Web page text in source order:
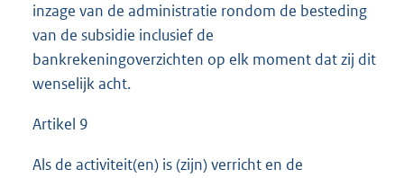
inzage van de administratie rondom de besteding
van de subsidie inclusief de
bankrekeningoverzichten op elk moment dat zij dit
wenselijk acht.
Artikel 9
Als de activiteit(en) is (zijn) verricht en de